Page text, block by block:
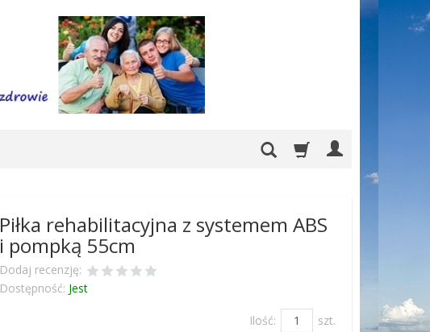
Piłka rehabilitacyjna z systemem ABS
i pompką 55cm
Dodaj recenzję:
Dostępność: Jest
Ilość: szt.